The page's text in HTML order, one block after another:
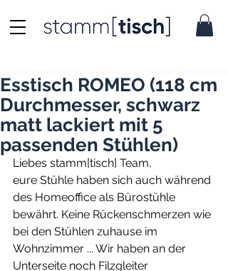
Esstisch ROMEO (118 cm
Durchmesser, schwarz
matt lackiert mit 5
passenden Stühlen)
Liebes stamm[tisch] Team,
eure Stühle haben sich auch während
des Homeoffice als Bürostühle
bewährt. Keine Rückenschmerzen wie
bei den Stühlen zuhause im
Wohnzimmer ... Wir haben an der
Unterseite noch Filzgleiter